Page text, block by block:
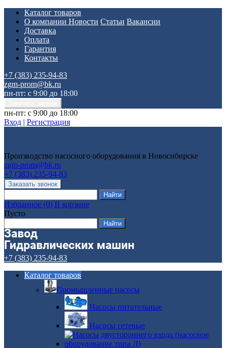
Каталог товаров
О компании Новости Статьи Вакансии
Доставка
Оплата
Гарантия
Контакты
+7 (383) 235-94-83
zgm-prom@bk.ru
пн-пт: с 9:00 до 18:00
пн-пт: с 9:00 до 18:00
Вход | Регистрация
Производство насосного оборудования в Новосибирске
zgm-prom@bk.ru
+7 (383) 235-94-83
Избранное (0) В корзине
Пусто
+7 (383) 235-94-83
Каталог товаров
Промышленные насосы
Насосы питательные
Насосы сетевые